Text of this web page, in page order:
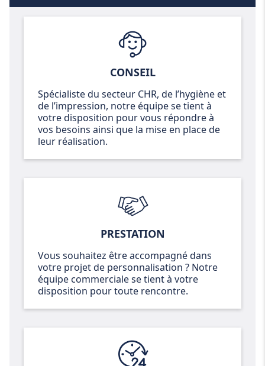
CONSEIL
Spécialiste du secteur CHR, de l’hygiène et
de l’impression, notre équipe se tient à
votre disposition pour vous répondre à
vos besoins ainsi que la mise en place de
leur réalisation.
PRESTATION
Vous souhaitez être accompagné dans
votre projet de personnalisation ? Notre
équipe commerciale se tient à votre
disposition pour toute rencontre.